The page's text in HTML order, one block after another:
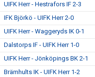
UIFK Herr - Hestrafors IF 2-3
IFK Björkö - UIFK Herr 2-0
UIFK Herr - Waggeryds IK 0-1
Dalstorps IF - UIFK Herr 1-0
UIFK Herr - Jönköpings BK 2-1
Brämhults IK - UIFK Herr 1-2